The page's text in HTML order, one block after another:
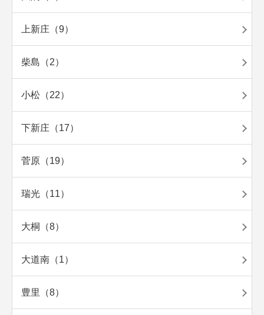
上新庄（9）
柴島（2）
小松（22）
下新庄（17）
菅原（19）
瑞光（11）
大桐（8）
大道南（1）
豊里（8）